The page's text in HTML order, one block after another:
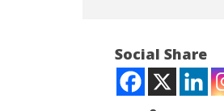
Social Share